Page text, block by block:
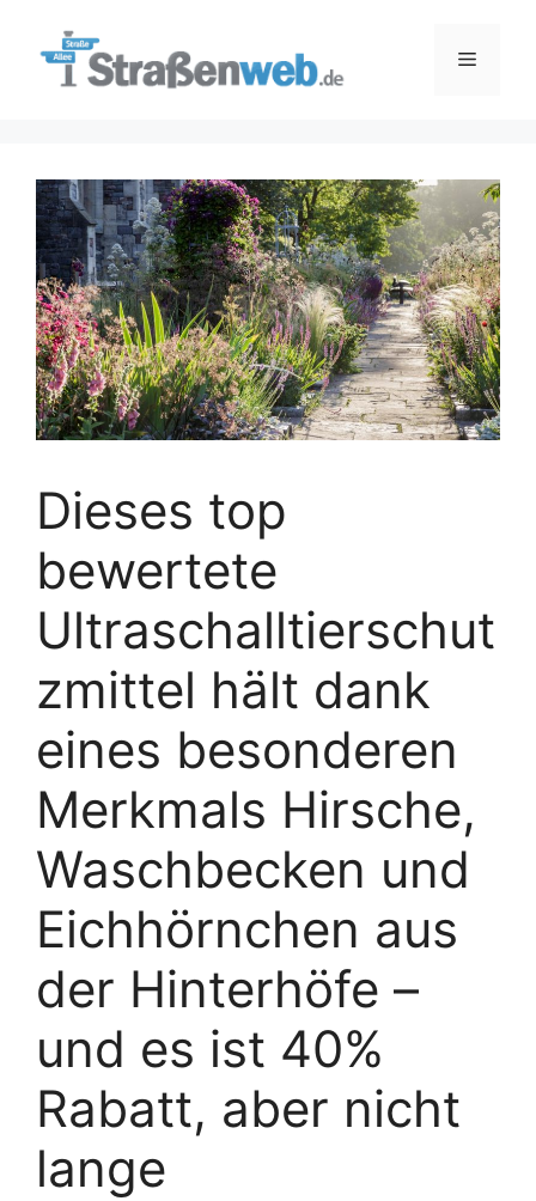
Menü
Dieses top
bewertete
Ultraschalltierschut
zmittel hält dank
eines besonderen
Merkmals Hirsche,
Waschbecken und
Eichhörnchen aus
der Hinterhöfe –
und es ist 40%
Rabatt, aber nicht
lange